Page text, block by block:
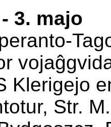
3. majo
Klerigejo
Str.